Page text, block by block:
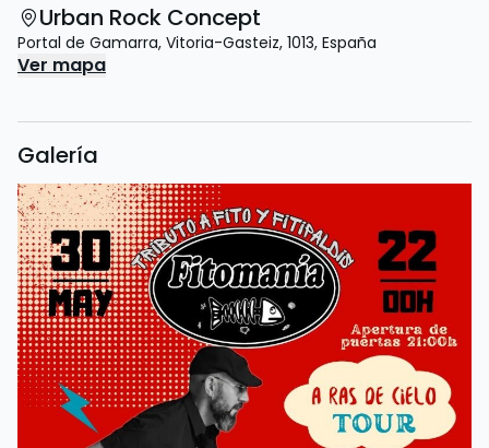
Urban Rock Concept
Portal de Gamarra, Vitoria-Gasteiz, 1013, España
Ver mapa
Galería